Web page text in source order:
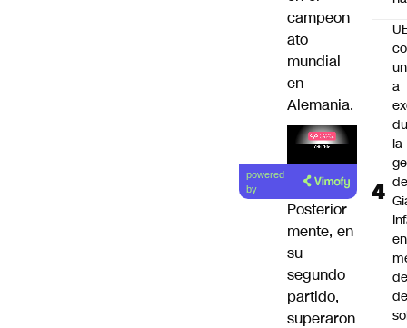
campeon
ato
mundial
en
Alemania.
Lea el
artículo
powered
by
Posterior
mente, en
su
segundo
partido,
superaron
a
la
de
en
de